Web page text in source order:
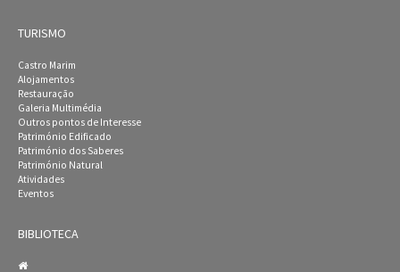
TURISMO
Castro Marim
Alojamentos
Restauração
Galeria Multimédia
Outros pontos de Interesse
Património Edificado
Património dos Saberes
Património Natural
Atividades
Eventos
BIBLIOTECA